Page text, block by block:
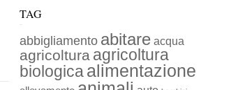
TAG
abbigliamento abitare acqua
agricoltura agricoltura
biologica alimentazione